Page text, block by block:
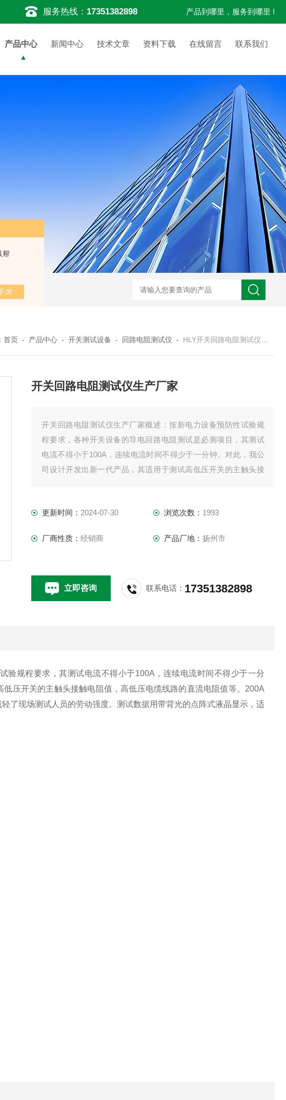
帮
服务热线： 17351382898 产品到哪里，服务到哪里 !
产品中心 新闻中心 技术文章 资料下载 在线留言 联系我们
首页 - 产品中心 -开关测试设备 - 回路电阻测试仪 - HLY开关回路电阻测试仪生产厂家
开关回路电阻测试仪生产厂家
开关回路电阻测试仪生产厂家概述：按新电力设备预防性试验规
程要求，各种开关设备的导电回路电阻测试是必测项目，其测试
电流不得小于100A，连续电流时间不得少于一分钟。对此，我公
司设计开发出新一代产品，其适用于测试高低压开关的主触头接
更新时间： 2024-07-30 浏览次数： 1993
厂商性质：经销商 产品厂地： 扬州市
立即咨询 联系电话： 17351382898
验规程要求，其测试电流不得小于100A ，连续电流时间不得少于一分
压开关的主触头接触电阻值，高低压电缆线路的直流电阻值等。 200A
了现场测试人员的劳动强度。测试数据用带背光的点阵式液晶显示，适